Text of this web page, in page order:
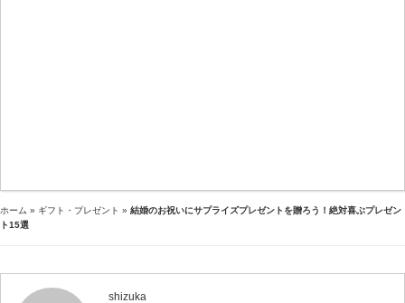
ホーム » ギフト・プレゼント » 結婚のお祝いにサプライズプレゼントを贈ろう！絶対喜ぶプレゼン
ト15選
shizuka